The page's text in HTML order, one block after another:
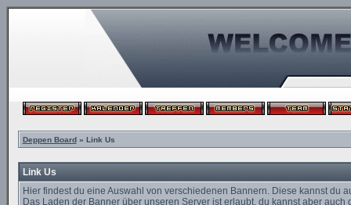
Deppen Board» Link Us
Link Us
Hier findest du eine Auswahl von verschiedenen Bannern. Diese kannst
Das Laden der Banner über unseren Server ist erlaubt, du kannst aber